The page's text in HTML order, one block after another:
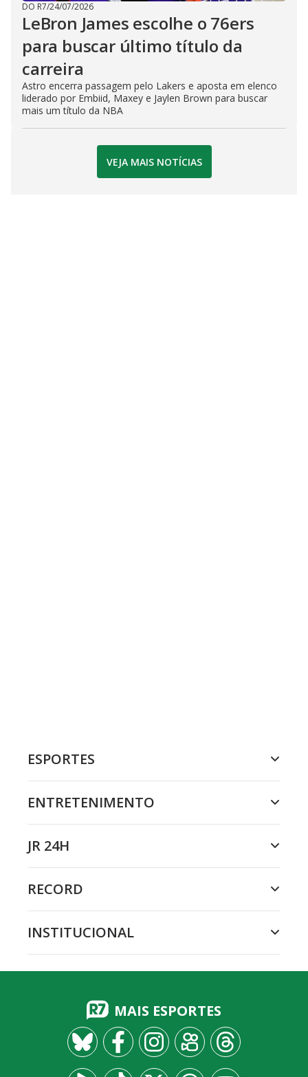
DO R7/24/07/2026
LeBron James escolhe o 76ers
para buscar último título da
carreira
Astro encerra passagem pelo Lakers e aposta em elenco
liderado por Embiid, Maxey e Jaylen Brown para buscar
mais um título da NBA
VEJA MAIS NOTÍCIAS
ESPORTES
ENTRETENIMENTO
JR 24H
RECORD
INSTITUCIONAL
MAIS ESPORTES